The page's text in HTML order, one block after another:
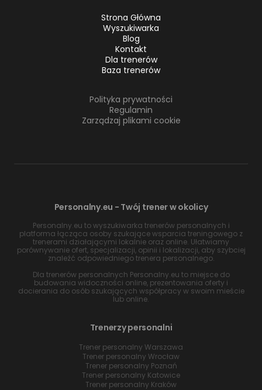
Strona Główna
Wyszukiwarka
Blog
Kontakt
Dla trenerów
Baza trenerów
Polityka prywatności
Regulamin
Zarządzaj plikami cookie
Personalny.eu - Twój trener w okolicy
Personalny.eu to wyszukiwarka trenerów personalnych i
platforma łącząca osoby szukające wsparcia treningowego z
trenerami działającymi lokalnie oraz online. Ułatwiamy
porównywanie ofert, specjalizacji, opinii i lokalizacji, aby szybciej
znaleźć odpowiedniego trenera personalnego.
Dla trenerów personalnych Personalny.eu to miejsce do
budowania widoczności online, prezentowania oferty i
docierania do osób szukających współpracy w swoim mieście
lub online.
Trenerzy personalni
Trener personalny Warszawa
Trener personalny Wrocław
Trener personalny Poznań
Trener personalny Katowice
Trener personalny Kraków